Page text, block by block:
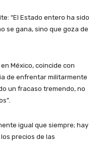
“El Estado entero ha sido
se gana, sino que goza de
México, coincide con
de enfrentar militarmente
un fracaso tremendo, no
igual que siempre; hay
precios de las